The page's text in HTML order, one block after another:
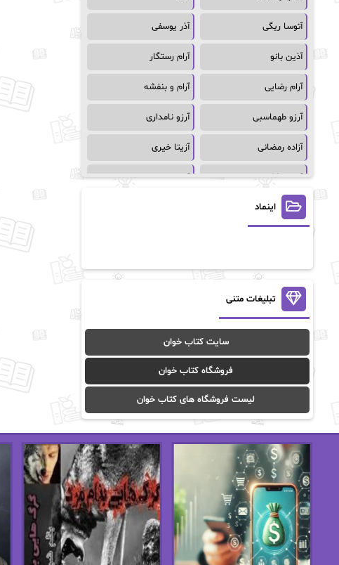
آتوسا ریگی آذر یوسفی
آذین بانو آرام رستگار
آرام رضایی آرام و بنفشه
آرزو طهماسبی آرزو نامداری
آزاده رمضانی آزیتا خیری
آسمان64 آسمان۶۵
آسیه احمدی
آن ماری سلینکو آنا تاد
آنالیا
آوا موسوی آیدا (Aixi)
آیدا باقری آیسان صادقی
ا_اصغر زاده ا_اصغرزاده
اریک مورگنشترن از نیلوفر لاری
استفانی مهیر استل مسکم
اسما کافی اصغر زاده
افسانه سماوات اکرم محمدی
ال جی اسمیت الف صاد
اینماد
تبلیغات متنی
سایت کتاب خوان
فروشگاه کتاب خوان
لیست فروشگاه های کتاب خوان